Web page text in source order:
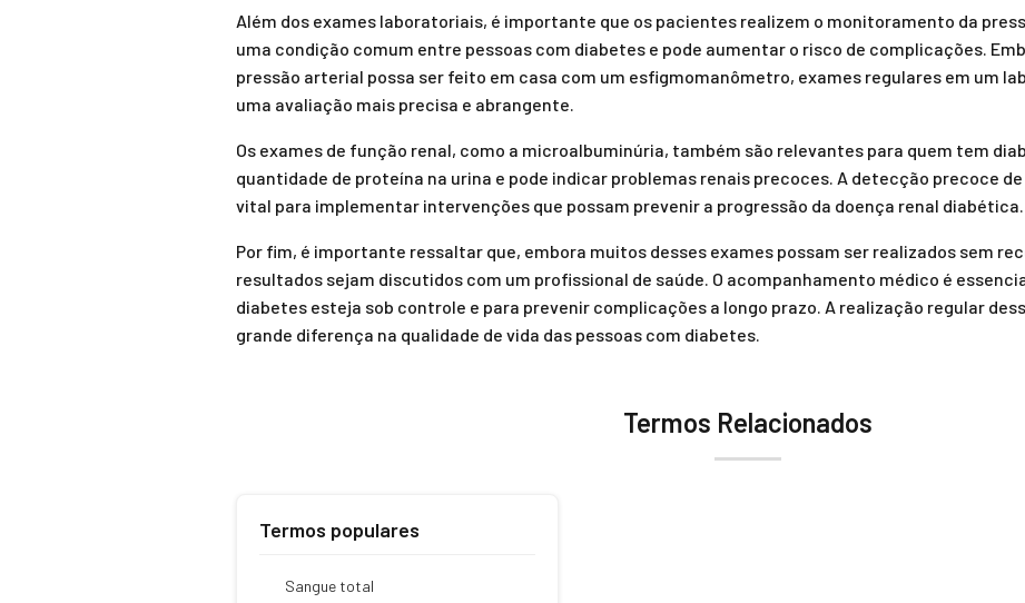
Além dos exames laboratoriais, é importante que os pacientes realizem o monitoramento da
uma condição comum entre pessoas com diabetes e pode aumentar o risco de complicações.
pressão arterial possa ser feito em casa com um esfigmomanômetro, exames regulares em um
uma avaliação mais precisa e abrangente.
Os exames de função renal, como a microalbuminúria, também são relevantes para quem tem
quantidade de proteína na urina e pode indicar problemas renais precoces. A detecção precoce
vital para implementar intervenções que possam prevenir a progressão da doença renal diabética.
Por fim, é importante ressaltar que, embora muitos desses exames possam ser realizados sem
resultados sejam discutidos com um profissional de saúde. O acompanhamento médico é
diabetes esteja sob controle e para prevenir complicações a longo prazo. A realização regular
grande diferença na qualidade de vida das pessoas com diabetes.
Termos Relacionados
Termos populares
Sangue total